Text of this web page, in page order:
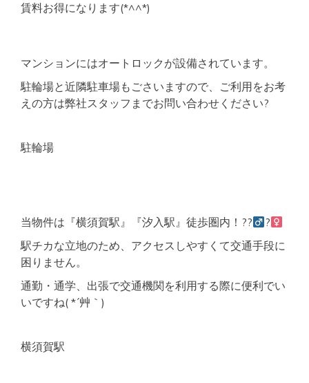
賃料お得になります(*^^*)
マンションにはオートロックが設備されています。
駐輪場と近隣駐車場もごさいますので、ご利用をお考
えの方は弊社スタッフまでお問い合わせください?
駐輪場
当物件は『横須賀駅』『汐入駅』徒歩圏内！??‍
?‍
駅チカな立地のため、アクセスしやすくて交通手段に
困りません。
通勤・通学、出張で交通機関を利用する際に便利でい
いですね( *´艸｀)
横須賀駅